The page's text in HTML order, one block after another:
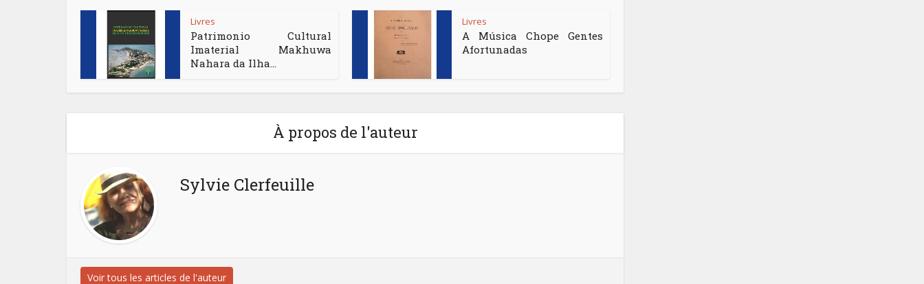
Livres
Patrimonio Cultural
Imaterial Makhuwa
Nahara da Ilha...
Livres
A Música Chope Gentes
Afortunadas
À propos de l'auteur
Sylvie Clerfeuille
Voir tous les articles de l'auteur